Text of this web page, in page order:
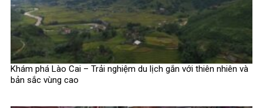
Khám phá Lào Cai – Trải nghiệm du lịch gắn với thiên nhiên và
bản sắc vùng cao